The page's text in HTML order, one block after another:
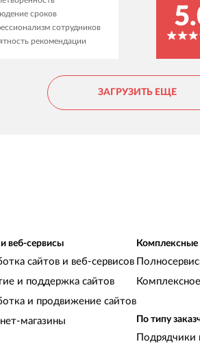
вопросам
Все задачи
сроки, а
команду как
поддержки и
сроков
сотрудников
рекомендации
ЗАГРУЗИТЬ ЕЩЕ
веб-сервисы
сайтов и веб-сервисов
и поддержка сайтов
и продвижение сайтов
магазины
Комплексные
По типу
Подрядчики